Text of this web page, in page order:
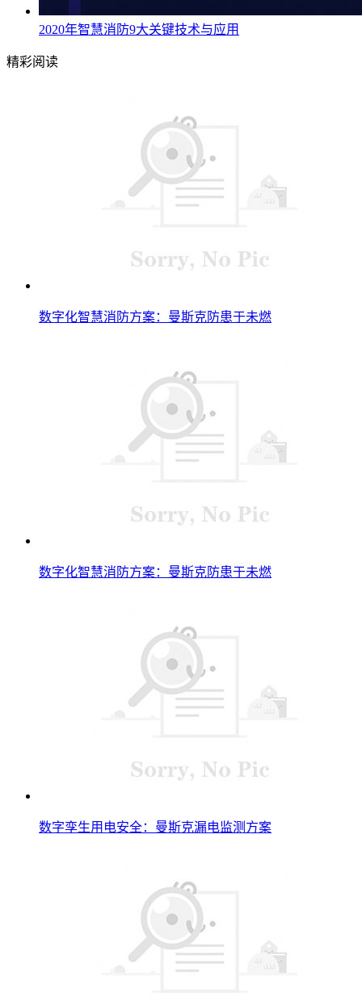
2020年智慧消防9大关键技术与应用
精彩阅读
数字化智慧消防方案：曼斯克防患于未燃
数字化智慧消防方案：曼斯克防患于未燃
数字孪生用电安全：曼斯克漏电监测方案